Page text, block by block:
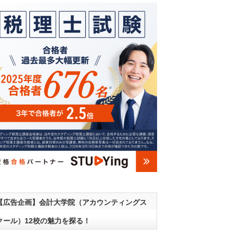
広告企画】会計大学院（アカウンティングス
ール）12校の魅力を探る！